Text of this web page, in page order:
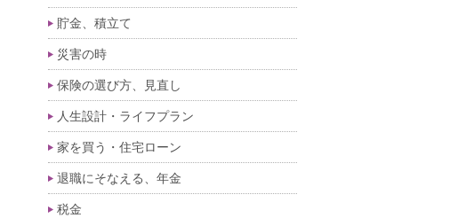
貯金、積立て
災害の時
保険の選び方、見直し
人生設計・ライフプラン
家を買う・住宅ローン
退職にそなえる、年金
税金